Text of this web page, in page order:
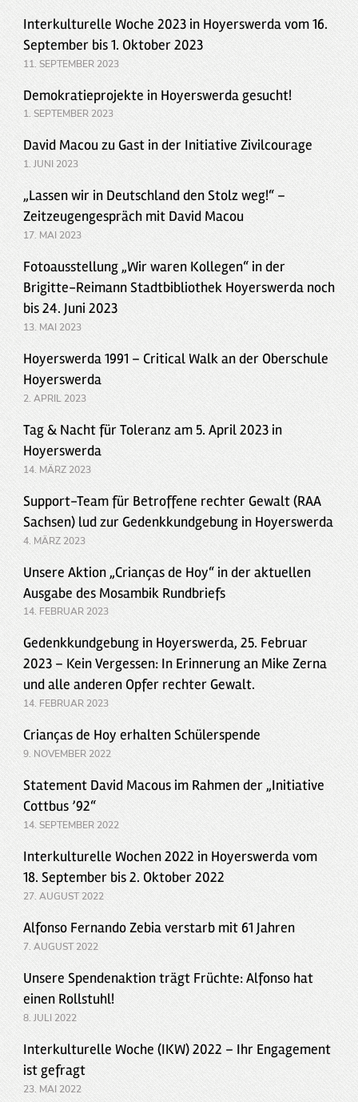
Interkulturelle Woche 2023 in Hoyerswerda vom 16.
September bis 1. Oktober 2023
11. SEPTEMBER 2023
Demokratieprojekte in Hoyerswerda gesucht!
1. SEPTEMBER 2023
David Macou zu Gast in der Initiative Zivilcourage
1. JUNI 2023
„Lassen wir in Deutschland den Stolz weg!“ –
Zeitzeugengespräch mit David Macou
17. MAI 2023
Fotoausstellung „Wir waren Kollegen“ in der
Brigitte-Reimann Stadtbibliothek Hoyerswerda noch
bis 24. Juni 2023
13. MAI 2023
Hoyerswerda 1991 – Critical Walk an der Oberschule
Hoyerswerda
2. APRIL 2023
Tag & Nacht für Toleranz am 5. April 2023 in
Hoyerswerda
14. MÄRZ 2023
Support-Team für Betroffene rechter Gewalt (RAA
Sachsen) lud zur Gedenkkundgebung in Hoyerswerda
4. MÄRZ 2023
Unsere Aktion „Crianças de Hoy“ in der aktuellen
Ausgabe des Mosambik Rundbriefs
14. FEBRUAR 2023
Gedenkkundgebung in Hoyerswerda, 25. Februar
2023 – Kein Vergessen: In Erinnerung an Mike Zerna
und alle anderen Opfer rechter Gewalt.
14. FEBRUAR 2023
Crianças de Hoy erhalten Schülerspende
9. NOVEMBER 2022
Statement David Macous im Rahmen der „Initiative
Cottbus ’92“
14. SEPTEMBER 2022
Interkulturelle Wochen 2022 in Hoyerswerda vom
18. September bis 2. Oktober 2022
27. AUGUST 2022
Alfonso Fernando Zebia verstarb mit 61 Jahren
7. AUGUST 2022
Unsere Spendenaktion trägt Früchte: Alfonso hat
einen Rollstuhl!
8. JULI 2022
Interkulturelle Woche (IKW) 2022 – Ihr Engagement
ist gefragt
23. MAI 2022